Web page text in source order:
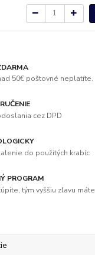
50€ poštovné neplatíte.
cez DPD
do použitých krabíc
PROGRAM
tým vyššiu zľavu máte